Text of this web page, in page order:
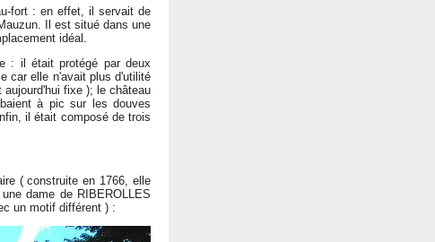
fort : en effet, il servait de
Il est situé dans une
idéal.
: il était protégé par deux
car elle n'avait plus d'utilité
fixe ); le château
à pic sur les douves
il était composé de trois
( construite en 1766, elle
dame de RIBEROLLES
un motif différent ) :